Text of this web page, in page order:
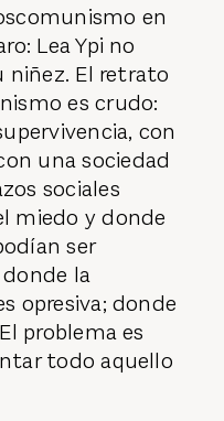
en
Lea Ypi no
niñez. El retrato
es crudo:
con
una sociedad
sociales
miedo y donde
ser
la
opresiva; donde
problema es
todo aquello